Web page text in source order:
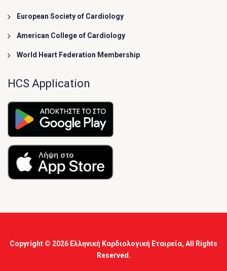
European Society of Cardiology
American College of Cardiology
World Heart Federation Membership
HCS Application
Copyright © 2026 Ελληνική Καρδιολογική Εταιρεία, All Rights
Reserved.